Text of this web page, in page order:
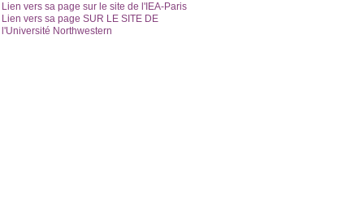
Lien vers sa page sur le site de l'IEA-Paris
Lien vers sa page SUR LE SITE DE
l'Université Northwestern